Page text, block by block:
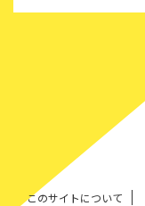
このサイトについて